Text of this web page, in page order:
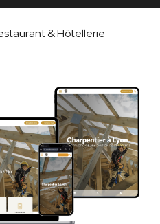
& Hôtellerie